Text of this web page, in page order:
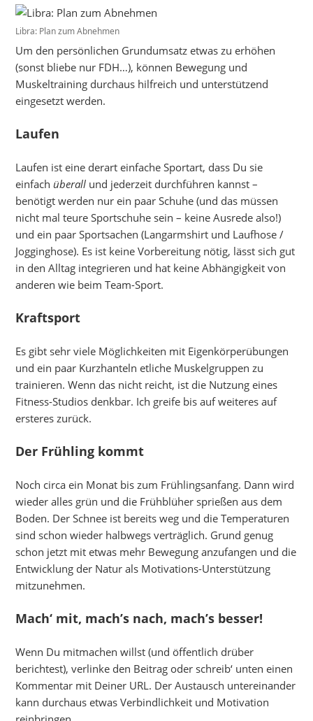
Libra: Plan zum Abnehmen
Um den persönlichen Grundumsatz etwas zu erhöhen
(sonst bliebe nur FDH…), können Bewegung und
Muskeltraining durchaus hilfreich und unterstützend
eingesetzt werden.
Laufen
Laufen ist eine derart einfache Sportart, dass Du sie
einfachüberall und jederzeit durchführen kannst –
benötigt werden nur ein paar Schuhe (und das müssen
nicht mal teure Sportschuhe sein – keine Ausrede also!)
und ein paar Sportsachen (Langarmshirt und Laufhose /
Jogginghose). Es ist keine Vorbereitung nötig, lässt sich gut
in den Alltag integrieren und hat keine Abhängigkeit von
anderen wie beim Team-Sport.
Kraftsport
Es gibt sehr viele Möglichkeiten mit Eigenkörperübungen
und ein paar Kurzhanteln etliche Muskelgruppen zu
trainieren. Wenn das nicht reicht, ist die Nutzung eines
Fitness-Studios denkbar. Ich greife bis auf weiteres auf
ersteres zurück.
Der Frühling kommt
Noch circa ein Monat bis zum Frühlingsanfang. Dann wird
wieder alles grün und die Frühblüher sprießen aus dem
Boden. Der Schnee ist bereits weg und die Temperaturen
sind schon wieder halbwegs verträglich. Grund genug
schon jetzt mit etwas mehr Bewegung anzufangen und die
Entwicklung der Natur als Motivations-Unterstützung
mitzunehmen.
Mach‘ mit, mach’s nach, mach’s besser!
Wenn Du mitmachen willst (und öffentlich drüber
berichtest), verlinke den Beitrag oder schreib‘ unten einen
Kommentar mit Deiner URL. Der Austausch untereinander
kann durchaus etwas Verbindlichkeit und Motivation